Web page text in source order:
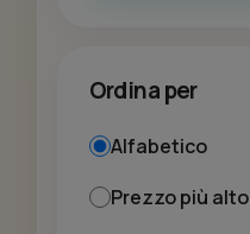
Ordina per
Alfabetico
Prezzo più alto